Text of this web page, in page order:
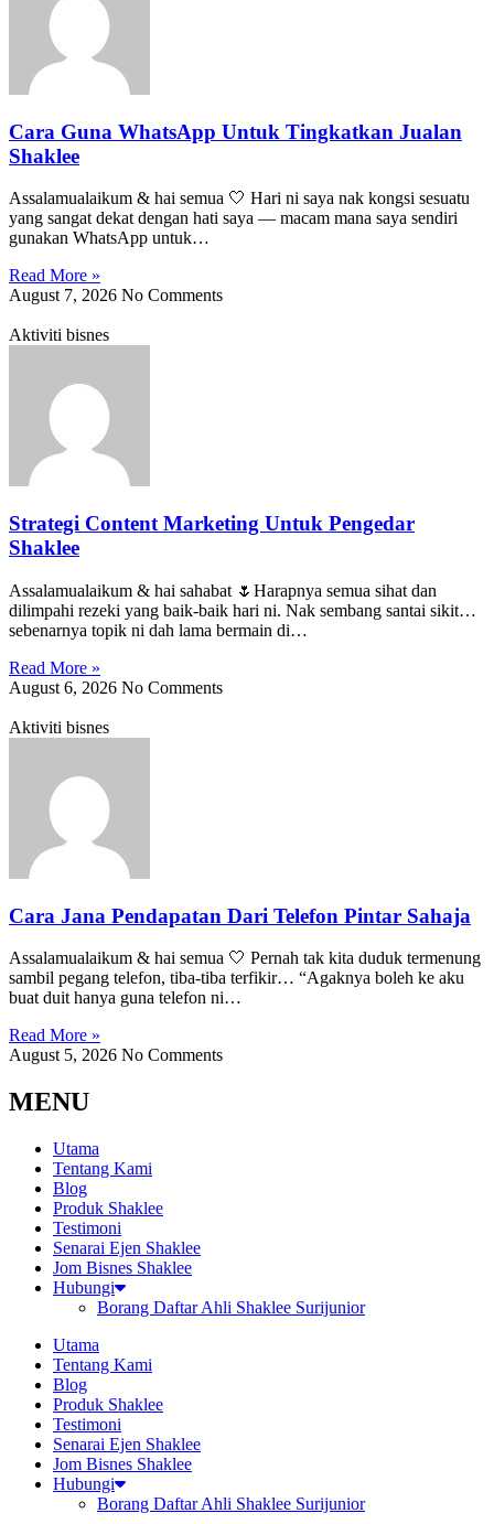
Cara Guna WhatsApp Untuk Tingkatkan Jualan
Shaklee
Assalamualaikum & hai semua 🤍 Hari ni saya nak kongsi sesuatu
yang sangat dekat dengan hati saya — macam mana saya sendiri
gunakan WhatsApp untuk…
Read More »
August 7, 2026 No Comments
Aktiviti bisnes
Strategi Content Marketing Untuk Pengedar
Shaklee
Assalamualaikum & hai sahabat 🌷Harapnya semua sihat dan
dilimpahi rezeki yang baik-baik hari ni. Nak sembang santai sikit…
sebenarnya topik ni dah lama bermain di…
Read More »
August 6, 2026 No Comments
Aktiviti bisnes
Cara Jana Pendapatan Dari Telefon Pintar Sahaja
Assalamualaikum & hai semua 🤍 Pernah tak kita duduk termenung
sambil pegang telefon, tiba-tiba terfikir… “Agaknya boleh ke aku
buat duit hanya guna telefon ni…
Read More »
August 5, 2026 No Comments
MENU
Utama
Tentang Kami
Blog
Produk Shaklee
Testimoni
Senarai Ejen Shaklee
Jom Bisnes Shaklee
Hubungi
Borang Daftar Ahli Shaklee Surijunior
Utama
Tentang Kami
Blog
Produk Shaklee
Testimoni
Senarai Ejen Shaklee
Jom Bisnes Shaklee
Hubungi
Borang Daftar Ahli Shaklee Surijunior